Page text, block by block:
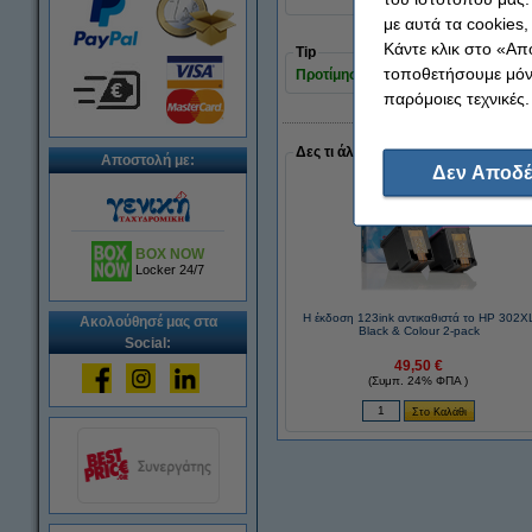
Αποστολή με:
BOX NOW
Locker 24/7
Ακολούθησέ μας στα
Social:
Tip
Προτίμησε τα συμβατά μελάνια
Δες τι άλλο επέλεξαν όσοι έκαναν
Η έκδοση 123ink αντικαθιστά το HP 302XL
Black & Colour 2-pack
49,50 €
(Συμπ. 24% ΦΠΑ )
με αυτά τα cookies,
Κάντε κλικ στο
τοποθετήσουμε
παρόμοιες τεχνικές.
Δεν